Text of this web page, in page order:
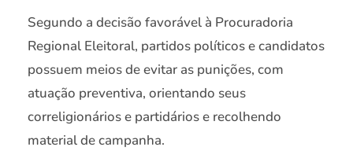
Segundo a decisão favorável à Procuradoria
Regional Eleitoral, partidos políticos e candidatos
possuem meios de evitar as punições, com
atuação preventiva, orientando seus
correligionários e partidários e recolhendo
material de campanha.